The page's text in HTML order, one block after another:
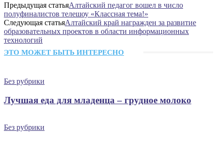
Предыдущая статьяАлтайский педагог вошел в число
полуфиналистов телешоу «Классная тема!»
Следующая статьяАлтайский край награжден за развитие
образовательных проектов в области информационных
технологий
ЭТО МОЖЕТ БЫТЬ ИНТЕРЕСНО
Без рубрики
Лучшая еда для младенца – грудное молоко
Без рубрики